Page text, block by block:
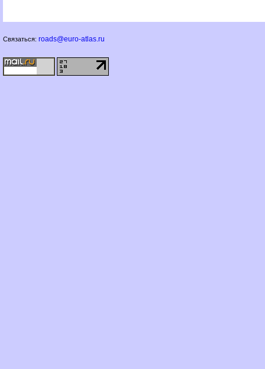
Связаться: roads@euro-atlas.ru